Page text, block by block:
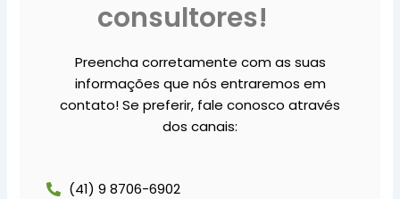
consultores!
Preencha corretamente com as suas
informações que nós entraremos em
contato! Se preferir, fale conosco através
dos canais:
(41) 9 8706-6902